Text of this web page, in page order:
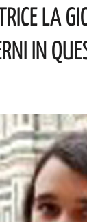
SI FA DI SERA! ECCO ORARI E
NEL TEMPO: UN’INTERA
La
In